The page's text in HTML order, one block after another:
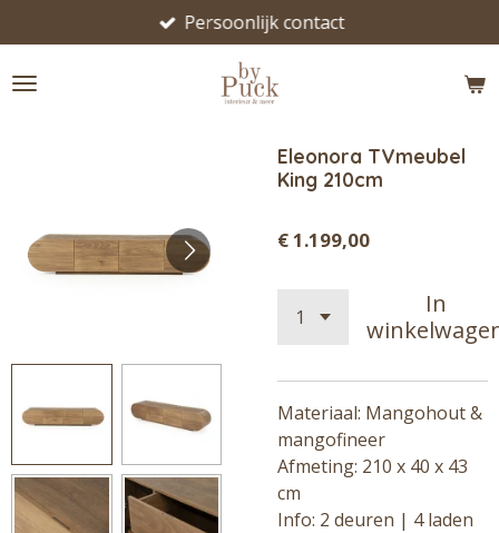
direct
naar
Persoonlijk contact
Eleonora TVmeubel
King 210cm
€ 1.199,00
In
Materiaal: Mangohout &
mangofineer
Afmeting: 210 x 40 x 43
cm
Info: 2 deuren | 4 laden